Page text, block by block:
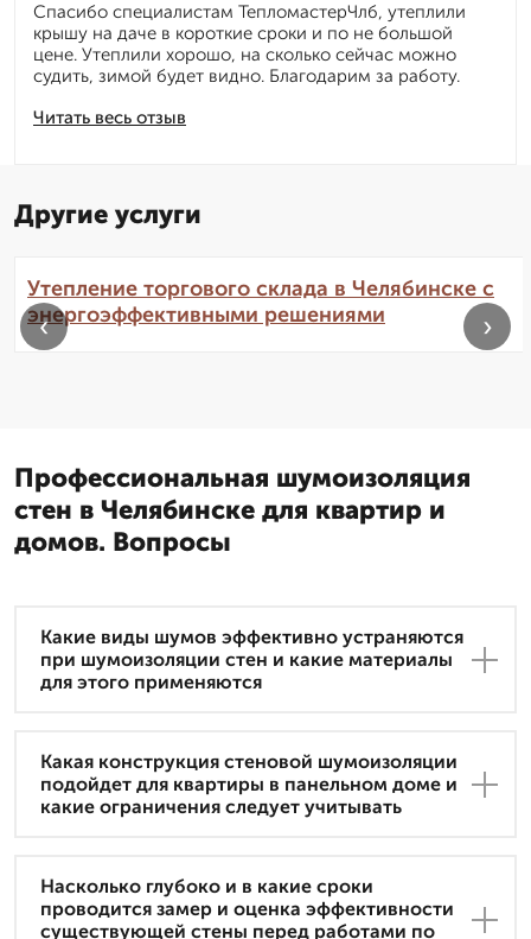
Читать весь отзыв
Спасибо специалистам ТепломастерЧлб, утеплили
крышу на даче в короткие сроки и по не большой
цене. Утеплили хорошо, на сколько сейчас можно
судить, зимой будет видно. Благодарим за работу.
Другие услуги
Утепление торгового склада в Челябинске с
энергоэффективными решениями
‹ ›
Профессиональная шумоизоляция
стен в Челябинске для квартир и
домов. Вопросы
Какие виды шумов эффективно устраняются
при шумоизоляции стен и какие материалы
для этого применяются
Какая конструкция стеновой шумоизоляции
подойдет для квартиры в панельном доме и
какие ограничения следует учитывать
Насколько глубоко и в какие сроки
проводится замер и оценка эффективности
существующей стены перед работами по